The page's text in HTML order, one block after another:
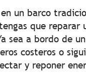
un barco
que
sea a bordo de
costeros o
y reponer